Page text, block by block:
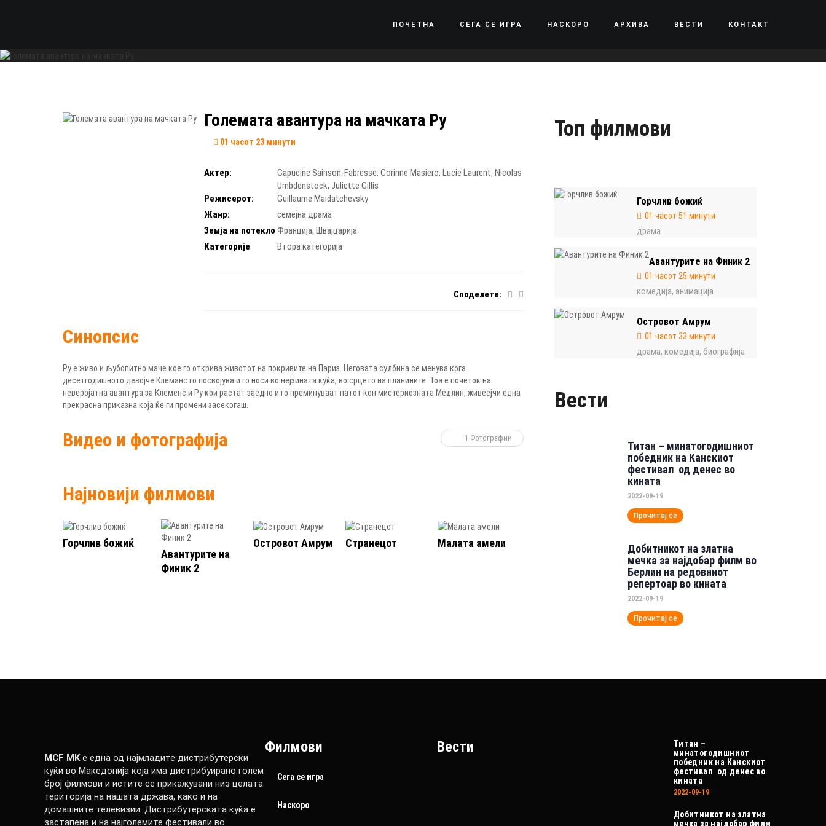
ПОЧЕТНА СЕГА СЕ ИГРА НАСКОРО АРХИВА ВЕСТИ КОНТАКТ
Големата авантура на мачката Ру
01 часот 23 минути
Актер: Capucine Sainson-Fabresse, Corinne Masiero, Lucie Laurent, Nicolas
Umbdenstock, Juliette Gillis
Режисерот:
Guillaume Maidatchevsky
Жанр:
семејна драма
Земја на потекло Франција, Швајцарија
Категорије
Втора категорија
Споделете:
Синопсис
Ру е живо и љубопитно маче кое го открива животот на покривите на Париз. Неговата судбина се менува кога
десетгодишното девојче Клеманс го посвојува и го носи во нејзината куќа, во срцето на планините. Тоа е почеток на
неверојатна авантура за Клеменс и Ру кои растат заедно и го преминуваат патот кон мистериозната Медлин, живеејчи една
прекрасна приказна која ќе ги промени засекогаш.
Видео и фотографија 1 Фотографии
Најновији филмови
Горчлив божиќ
Авантурите на
Финик 2
Островот Амрум Странецот Малата амели
Топ филмови
Горчлив божиќ
01 часот 51 минути
драма
Авантурите на Финик 2
01 часот 25 минути
комедија, анимација
Островот Амрум
01 часот 33 минути
драма, комедија, биографија
Вести
Титан – минатогодишниот
победник на Канскиот
фестивал од денес во
кината
2022-09-19
Прочитај се
Добитникот на златна
мечка за најдобар филм во
Берлин на редовниот
репертоар во кината
2022-09-19
Прочитај се
MCF MKе една од најмладите дистрибутерски
куќи во Македонија која има дистрибуирано голем
број филмови и истите се прикажувани низ целата
територија на нашата држава, како и на
домашните телевизии. Дистрибутерската куќа е
застапена и на најголемите фестивали во
Филмови
Сега се игра
Наскоро
Вести
Титан –
минатогодишниот
победник на Канскиот
фестивал од денес во
кината
2022-09-19
Добитникот на златна
мечка за најдобар филм